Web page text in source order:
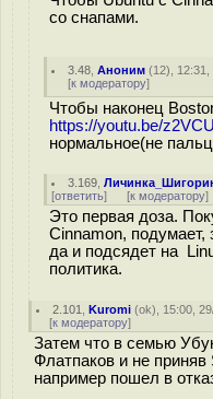
со снапами.
3.48 ,Аноним (12), 12:31,
[к модератору]
Чтобы наконец
https://youtu.be/
нормальное(не
3.169 ,
[ответить] [к модератору]
Это первая доза.
Cinnamon, подумает,
да и подсядет на
политика.
2.101 ,Kuromi (ok), 15:00,
[к модератору]
Затем что в семью
Флатпаков и не
например пошел в